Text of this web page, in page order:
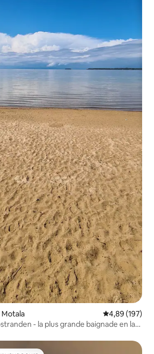
Motala Évaluation
4,89 (197)
- la plus grande baignade en lac